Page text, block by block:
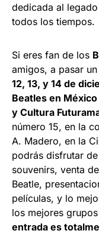
dedicada al
todos los tiempos.
Si eres fan de los
amigos, a pasar
12, 13, y 14 de
Beatles en México
y Cultura
número 15, en la
A. Madero, en la
podrás disfrutar
souvenirs, venta
Beatle,
películas, y lo
los mejores
entrada es